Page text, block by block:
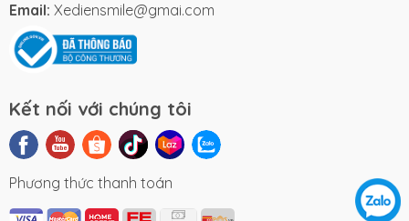
Email: Xediensmile@gmai.com
Kết nối với chúng tôi
Phương thức thanh toán